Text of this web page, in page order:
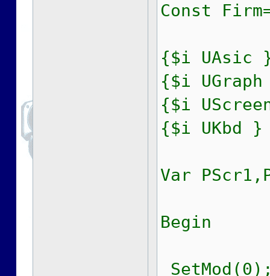
Const
{$i UAsic
{$i
{$i
{$i UKbd }
Var
Begin